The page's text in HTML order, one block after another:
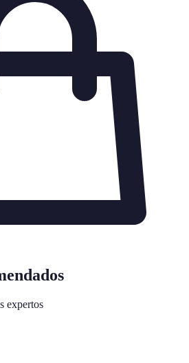
expertos